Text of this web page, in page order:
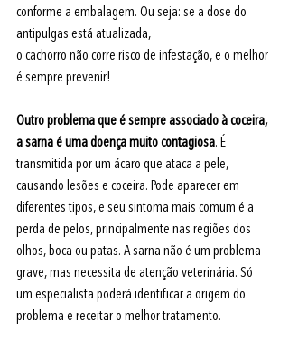
conforme a embalagem. Ou seja: se a dose do
antipulgas está atualizada,
o cachorro não corre risco de infestação, e o melhor
é sempre prevenir!
Outro problema que é sempre associado à coceira,
a sarna é uma doença muito contagiosa. É
transmitida por um ácaro que ataca a pele,
causando lesões e coceira. Pode aparecer em
diferentes tipos, e seu sintoma mais comum é a
perda de pelos, principalmente nas regiões dos
olhos, boca ou patas. A sarna não é um problema
grave, mas necessita de atenção veterinária. Só
um especialista poderá identificar a origem do
problema e receitar o melhor tratamento.